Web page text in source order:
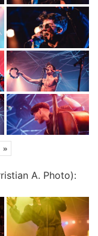
»
A. Photo):